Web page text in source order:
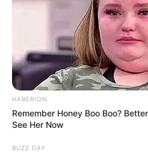
HABERION
Remember Honey Boo Boo?
See Her Now
BUZZ DAY